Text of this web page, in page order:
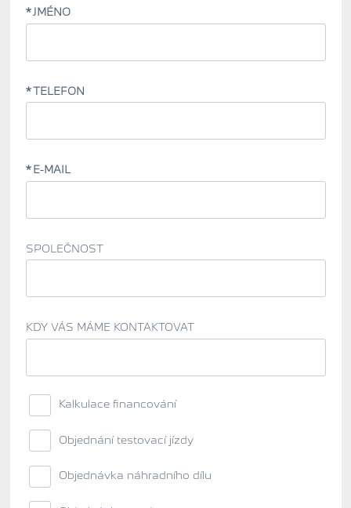
JMÉNO
TELEFON
E-MAIL
SPOLEČNOST
KDY VÁS MÁME KONTAKTOVAT
Kalkulace financování
Objednání testovací jízdy
Objednávka náhradního dílu